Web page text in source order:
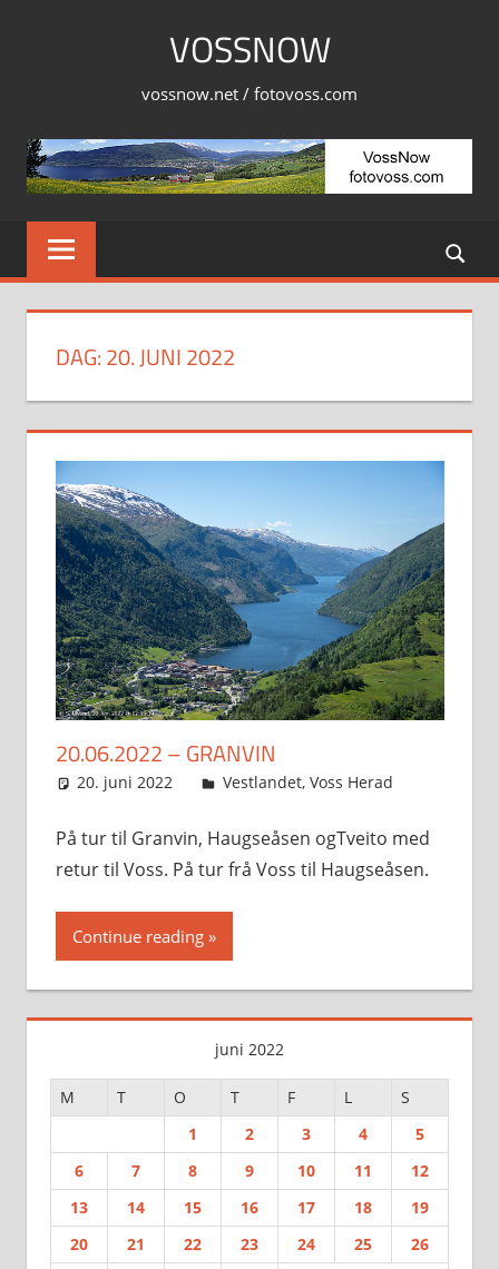
VOSSNOW
vossnow.net / fotovoss.com
DAG:20. JUNI 2022
20.06.2022 – GRANVIN
20. juni 2022 Svein
Vestlandet, Voss Herad
På tur til Granvin, Haugseåsen ogTveito med
retur til Voss. På tur frå Voss til Haugseåsen.
Continue reading
juni 2022
M T O T F L
S
1
2 3 4
5
6
7 8 9 10 11
12
13
14 15 16 17 18
19
20
21 22 23 24 25
26